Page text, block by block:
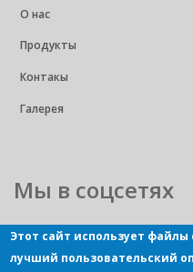
О нас
Продукты
Контакы
Галерея
Мы в соцсетях
Этот сайт использует
лучший пользовательский